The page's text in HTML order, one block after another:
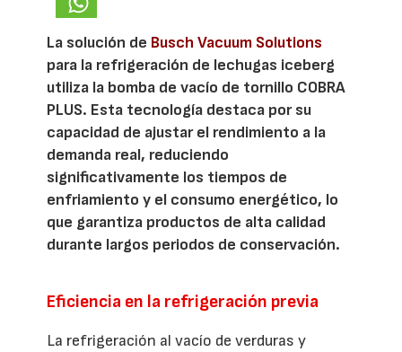
La solución de Busch Vacuum Solutions
para la refrigeración de lechugas iceberg
utiliza la bomba de vacío de tornillo COBRA
PLUS. Esta tecnología destaca por su
capacidad de ajustar el rendimiento a la
demanda real, reduciendo
significativamente los tiempos de
enfriamiento y el consumo energético, lo
que garantiza productos de alta calidad
durante largos periodos de conservación.
Eficiencia en la refrigeración previa
La refrigeración al vacío de verduras y